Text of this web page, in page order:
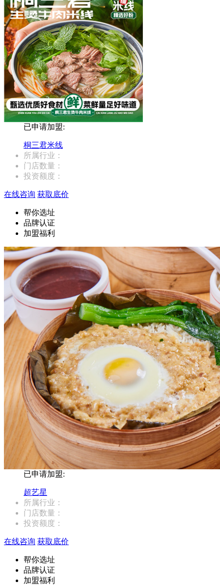
已申请加盟:
桐三君米线
所属行业：
门店数量：
投资额度：
在线咨询 获取底价
帮你选址
品牌认证
加盟福利
已申请加盟:
超艺星
所属行业：
门店数量：
投资额度：
在线咨询 获取底价
帮你选址
品牌认证
加盟福利